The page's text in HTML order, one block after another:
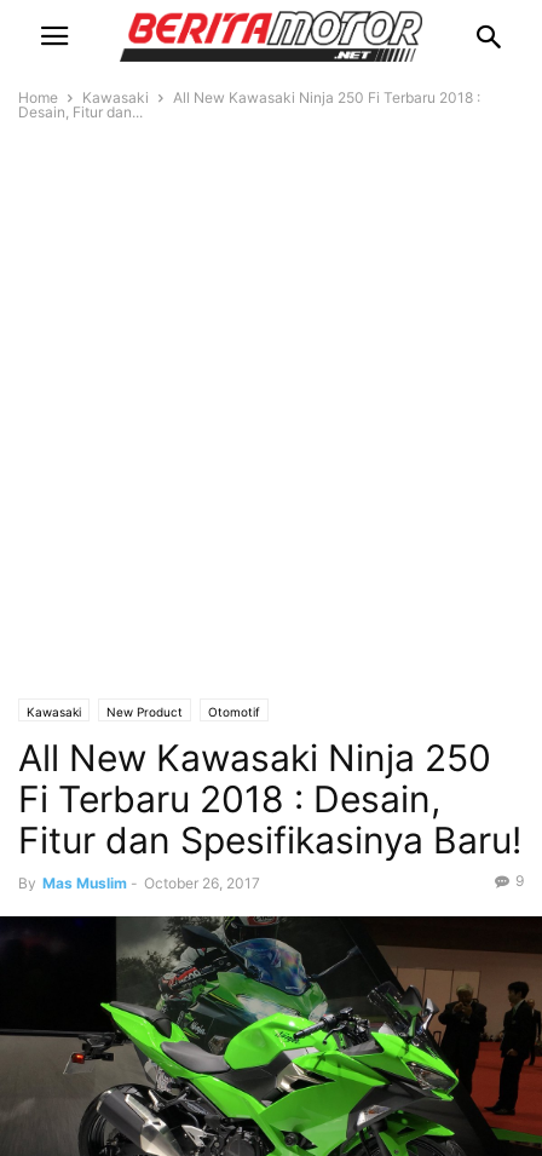
Home Kawasaki
All New Kawasaki Ninja 250 Fi Terbaru 2018 :
Desain, Fitur dan...
Kawasaki New Product Otomotif
All New Kawasaki Ninja 250
Fi Terbaru 2018 : Desain,
Fitur dan Spesifikasinya Baru!
By Mas Muslim - October 26, 2017 9